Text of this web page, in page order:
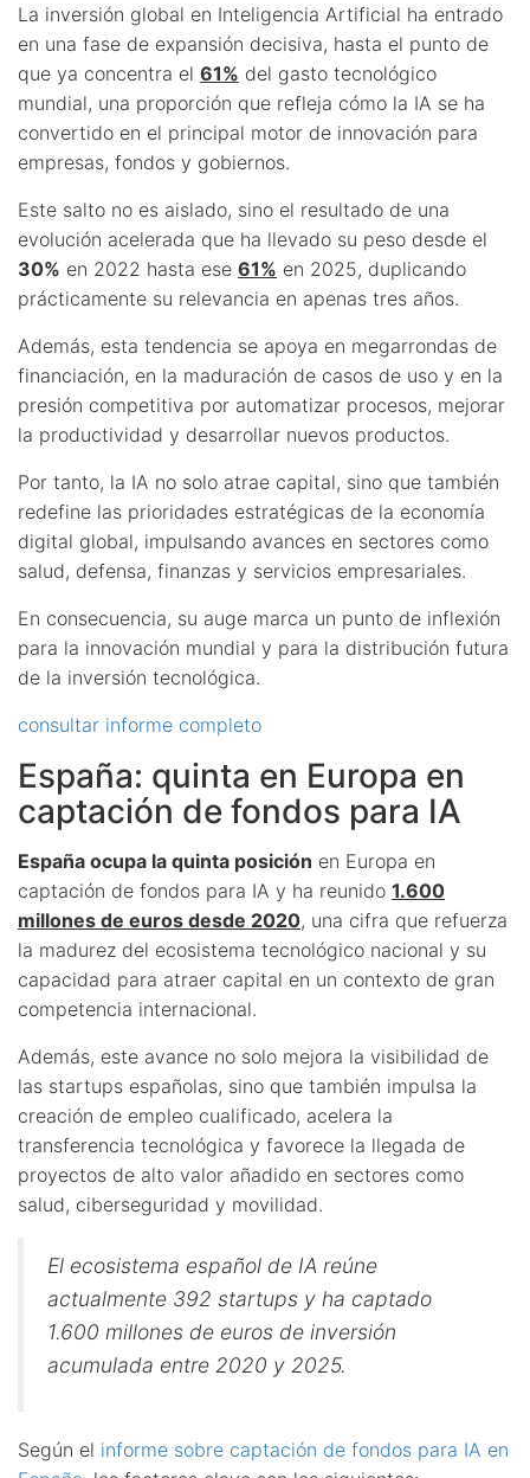
La inversión global en Inteligencia Artificial ha entrado
en una fase de expansión decisiva, hasta el punto de
que ya concentra el 61% del gasto tecnológico
mundial, una proporción que refleja cómo la IA se ha
convertido en el principal motor de innovación para
empresas, fondos y gobiernos.
Este salto no es aislado, sino el resultado de una
evolución acelerada que ha llevado su peso desde el
30% en 2022 hasta ese 61% en 2025, duplicando
prácticamente su relevancia en apenas tres años.
Además, esta tendencia se apoya en megarrondas de
financiación, en la maduración de casos de uso y en la
presión competitiva por automatizar procesos, mejorar
la productividad y desarrollar nuevos productos.
Por tanto, la IA no solo atrae capital, sino que también
redefine las prioridades estratégicas de la economía
digital global, impulsando avances en sectores como
salud, defensa, finanzas y servicios empresariales.
En consecuencia, su auge marca un punto de inflexión
para la innovación mundial y para la distribución futura
de la inversión tecnológica.
consultar informe completo
España: quinta en Europa en
captación de fondos para IA
España ocupa la quinta posición en Europa en
captación de fondos para IA y ha reunido 1.600
millones de euros desde 2020, una cifra que refuerza
la madurez del ecosistema tecnológico nacional y su
capacidad para atraer capital en un contexto de gran
competencia internacional.
Además, este avance no solo mejora la visibilidad de
las startups españolas, sino que también impulsa la
creación de empleo cualificado, acelera la
transferencia tecnológica y favorece la llegada de
proyectos de alto valor añadido en sectores como
salud, ciberseguridad y movilidad.
El ecosistema español de IA reúne
actualmente 392 startups y ha captado
1.600 millones de euros de inversión
acumulada entre 2020 y 2025.
Según el informe sobre captación de fondos para IA en